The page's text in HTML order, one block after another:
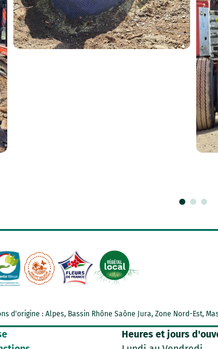
d'origine : Alpes, Bassin Rhône Saône Jura, Zone Nord-Est,
Heures et jours